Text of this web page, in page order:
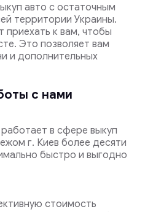
авто с остаточным
территории Украины.
приехать к вам, чтобы
Это позволяет вам
и дополнительных
с нами
в сфере выкуп
г. Киев более десяти
быстро и выгодно
стоимость